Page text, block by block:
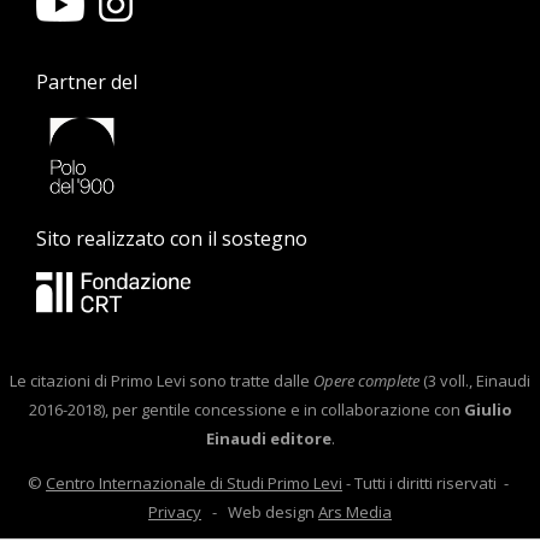
Partner del
Sito realizzato con il sostegno
Le citazioni di Primo Levi sono tratte dalle Opere complete (3 voll., Einaudi
2016-2018), per gentile concessione e in collaborazione con Giulio
Einaudi editore.
© Centro Internazionale di Studi Primo Levi - Tutti i diritti riservati -
Privacy - Web design Ars Media